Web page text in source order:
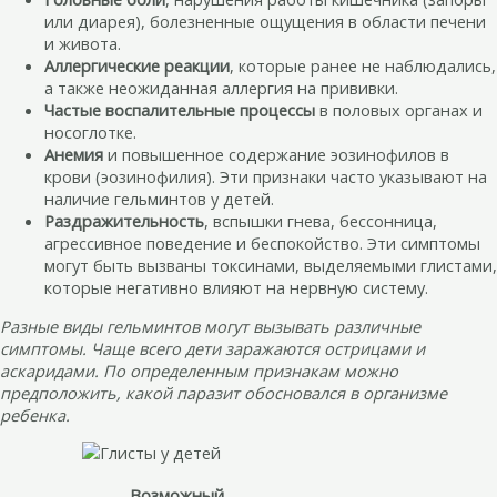
или диарея), болезненные ощущения в области печени
и живота.
Аллергические реакции, которые ранее не наблюдались,
а также неожиданная аллергия на прививки.
Частые воспалительные процессы в половых органах и
носоглотке.
Анемия и повышенное содержание эозинофилов в
крови (эозинофилия). Эти признаки часто указывают на
наличие гельминтов у детей.
Раздражительность, вспышки гнева, бессонница,
агрессивное поведение и беспокойство. Эти симптомы
могут быть вызваны токсинами, выделяемыми глистами,
которые негативно влияют на нервную систему.
Разные виды гельминтов могут вызывать различные
симптомы. Чаще всего дети заражаются острицами и
аскаридами. По определенным признакам можно
предположить, какой паразит обосновался в организме
ребенка.